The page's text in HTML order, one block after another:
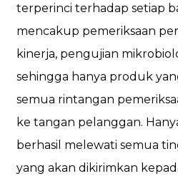
terperinci terhadap setiap
mencakup pemeriksaan
kinerja, pengujian
sehingga hanya produk
semua rintangan
ke tangan pelanggan.
berhasil melewati semua
yang akan dikirimkan